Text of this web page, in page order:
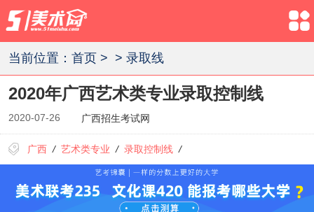
当前位置： 首页> > 录取线
2020年广西艺术类专业录取控制线
2020-07-26 广西招生考试网
广西 / 艺术类专业 / 录取控制线 /